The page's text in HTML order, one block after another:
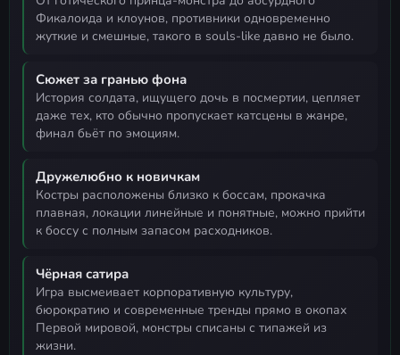
Фикалоида и клоунов, противники одновременно
жуткие и смешные, такого в souls-like давно не было.
Сюжет за гранью фона
история солдата, ищущего дочь в посмертии, цепляет
даже тех, кто обычно пропускает катсцены в жанре,
финал бьёт по эмоциям.
Дружелюбно к новичкам
костры расположены близко к боссам, прокачка
плавная, локации линейные и понятные, можно прийти
к боссу с полным запасом расходников.
Чёрная сатира
игра высмеивает корпоративную культуру,
бюрократию и современные тренды прямо в окопах
Первой мировой, монстры списаны с типажей из
жизни.